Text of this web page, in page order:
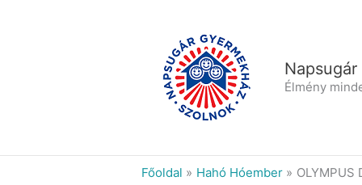
Élmény
Főoldal Hahó Hóember OLYMPUS